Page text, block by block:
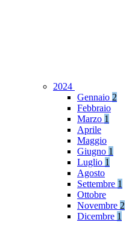
2024
Gennaio 2
Febbraio
Marzo 1
Aprile
Maggio
Giugno 1
Luglio 1
Agosto
Settembre 1
Ottobre
Novembre 2
Dicembre 1